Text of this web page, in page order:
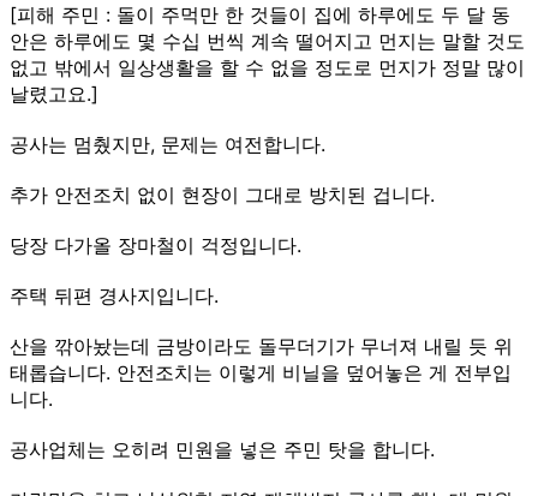
[피해 주민 : 돌이 주먹만 한 것들이 집에 하루에도 두 달 동
안은 하루에도 몇 수십 번씩 계속 떨어지고 먼지는 말할 것도
없고 밖에서 일상생활을 할 수 없을 정도로 먼지가 정말 많이
날렸고요.]
공사는 멈췄지만, 문제는 여전합니다.
추가 안전조치 없이 현장이 그대로 방치된 겁니다.
당장 다가올 장마철이 걱정입니다.
주택 뒤편 경사지입니다.
산을 깎아놨는데 금방이라도 돌무더기가 무너져 내릴 듯 위
태롭습니다. 안전조치는 이렇게 비닐을 덮어놓은 게 전부입
니다.
공사업체는 오히려 민원을 넣은 주민 탓을 합니다.